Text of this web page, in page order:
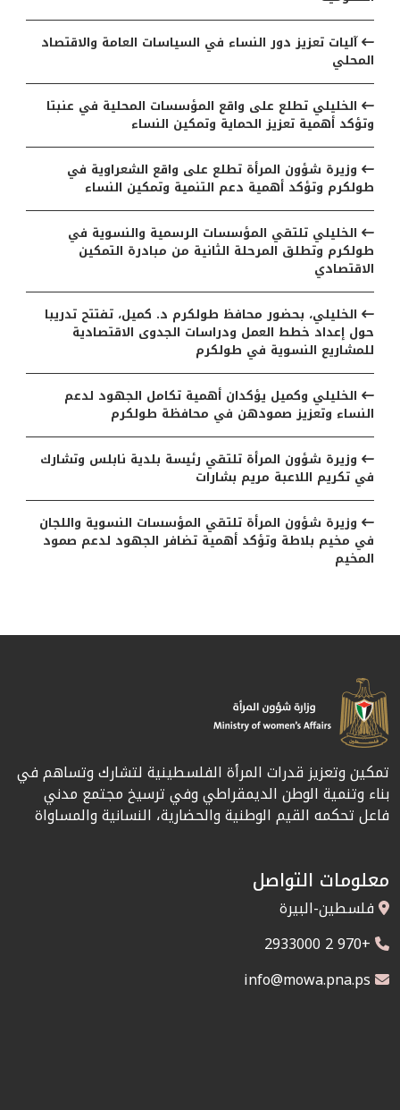
آليات تعزيز دور النساء في السياسات العامة والاقتصاد
المحلي
الخليلي تطلع على واقع المؤسسات المحلية في عنبتا
وتؤكد أهمية تعزيز الحماية وتمكين النساء
وزيرة شؤون المرأة تطلع على واقع الشعراوية في
طولكرم وتؤكد أهمية دعم التنمية وتمكين النساء
الخليلي تلتقي المؤسسات الرسمية والنسوية في
طولكرم وتطلق المرحلة الثانية من مبادرة التمكين
الاقتصادي
الخليلي، بحضور محافظ طولكرم د. كميل، تفتتح تدريبا
حول إعداد خطط العمل ودراسات الجدوى الاقتصادية
للمشاريع النسوية في طولكرم
الخليلي وكميل يؤكدان أهمية تكامل الجهود لدعم
النساء وتعزيز صمودهن في محافظة طولكرم
وزيرة شؤون المرأة تلتقي رئيسة بلدية نابلس وتشارك
في تكريم اللاعبة مريم بشارات
وزيرة شؤون المرأة تلتقي المؤسسات النسوية واللجان
في مخيم بلاطة وتؤكد أهمية تضافر الجهود لدعم صمود
المخيم
تمكين وتعزيز قدرات المرأة الفلسطينية لتشارك وتساهم في
بناء وتنمية الوطن الديمقراطي وفي ترسيخ مجتمع مدني
فاعل تحكمه القيم الوطنية والحضارية، النسانية والمساواة
معلومات التواصل
فلسطين-البيرة
+970 2 2933000
info@mowa.pna.ps